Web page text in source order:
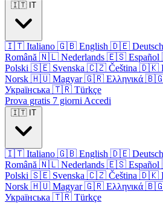
🇮🇹 IT
🇮🇹 Italiano 🇬🇧 English 🇩🇪 Deutsch
Română 🇳🇱 Nederlands 🇪🇸 Español
Polski 🇸🇪 Svenska 🇨🇿 Čeština 🇩🇰
Norsk 🇭🇺 Magyar 🇬🇷 Ελληνικά
Українська 🇹🇷 Türkçe
Prova gratis 7 giorni Accedi
🇮🇹 IT
🇮🇹 Italiano 🇬🇧 English 🇩🇪 Deutsch
Română 🇳🇱 Nederlands 🇪🇸 Español
Polski 🇸🇪 Svenska 🇨🇿 Čeština 🇩🇰
Norsk 🇭🇺 Magyar 🇬🇷 Ελληνικά
Українська 🇹🇷 Türkçe